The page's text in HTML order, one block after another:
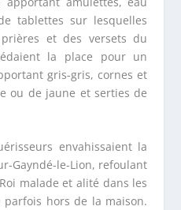
tablettes sur lesquelles
et des versets du
la place pour un
gris-gris, cornes et
ou de jaune et serties de
envahissaient la
Gayndé-le-Lion, refoulant
malade et alité dans les
hors de la maison.